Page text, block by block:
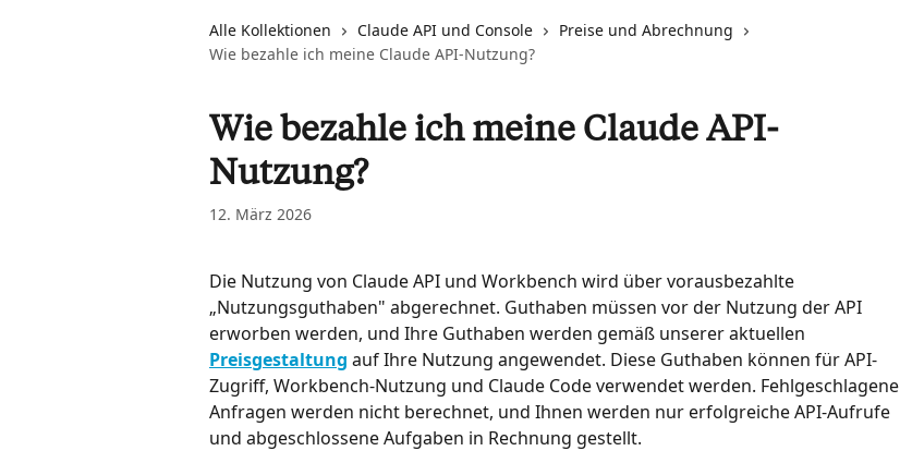
Alle Kollektionen Claude API und Console
Preise und Abrechnung
Wie bezahle ich meine Claude API-Nutzung?
Wie bezahle ich meine Claude API-
Nutzung?
12. März 2026
Die Nutzung von Claude API und Workbench wird über vorausbezahlte
„Nutzungsguthaben" abgerechnet. Guthaben müssen vor der Nutzung der API
erworben werden, und Ihre Guthaben werden gemäß unserer aktuellen
Preisgestaltung auf Ihre Nutzung angewendet. Diese Guthaben können für API-
Zugriff, Workbench-Nutzung und Claude Code verwendet werden. Fehlgeschlagene
Anfragen werden nicht berechnet, und Ihnen werden nur erfolgreiche API-Aufrufe
und abgeschlossene Aufgaben in Rechnung gestellt.